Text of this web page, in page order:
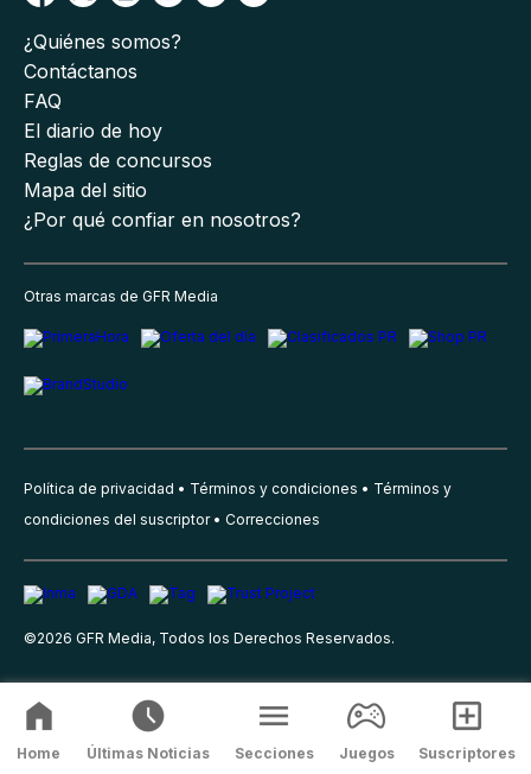
¿Quiénes somos?
Contáctanos
FAQ
El diario de hoy
Reglas de concursos
Mapa del sitio
¿Por qué confiar en nosotros?
Otras marcas de GFR Media
Política de privacidad Términos y condiciones
Términos y
condiciones del suscriptor
Correcciones
©2026 GFR Media, Todos los Derechos Reservados.
Home Últimas Noticias Secciones Juegos Suscriptores